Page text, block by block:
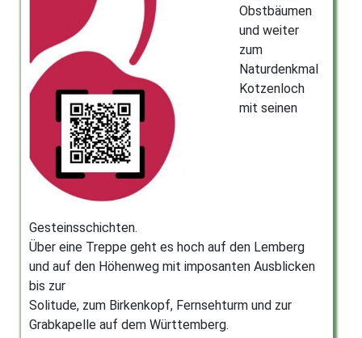
Obstbäumen
und weiter
zum
Naturdenkmal
Kotzenloch
mit seinen
Gesteinsschichten.
Über eine Treppe geht es hoch auf den Lemberg
und auf den Höhenweg mit imposanten Ausblicken
bis zur
Solitude, zum Birkenkopf, Fernsehturm und zur
Grabkapelle auf dem Württemberg.